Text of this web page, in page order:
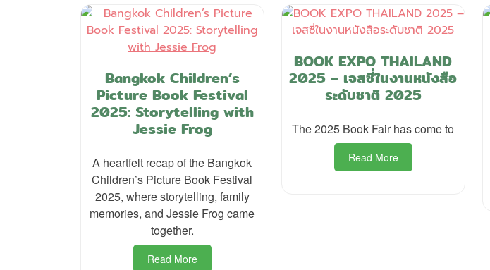
Bangkok Children’s
Picture Book Festival
2025: Storytelling with
Jessie Frog
A heartfelt recap of the Bangkok
Children’s Picture Book Festival
2025, where storytelling, family
memories, and Jessie Frog came
together.
Read More
BOOK EXPO THAILAND
2025 – เจสซี่ในงานหนังสือ
ระดับชาติ 2025
The 2025 Book Fair has come to
Read More